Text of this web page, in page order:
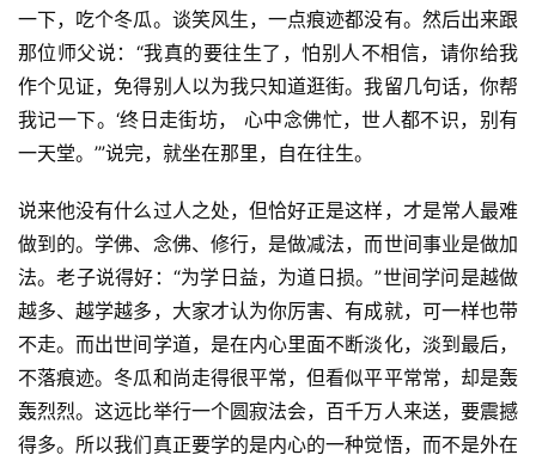
慈
善
佛
教
物
寺
院
巡
礼
视
频
一下，吃个冬瓜。谈笑风生，一点痕迹都没有。然后出来跟
那位师父说：“我真的要往生了，怕别人不相信，请你给我
作个见证，免得别人以为我只知道逛街。我留几句话，你帮
我记一下。‘终日走街坊， 心中念佛忙，世人都不识，别有
一天堂。’”说完，就坐在那里，自在往生。
说来他没有什么过人之处，但恰好正是这样，才是常人最难
做到的。学佛、念佛、修行，是做减法，而世间事业是做加
法。老子说得好：“为学日益，为道日损。”世间学问是越做
越多、越学越多，大家才认为你厉害、有成就，可一样也带
不走。而出世间学道，是在内心里面不断淡化，淡到最后，
不落痕迹。冬瓜和尚走得很平常，但看似平平常常，却是轰
轰烈烈。这远比举行一个圆寂法会，百千万人来送，要震撼
得多。所以我们真正要学的是内心的一种觉悟，而不是外在